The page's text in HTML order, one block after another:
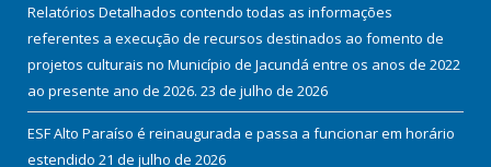
Relatórios Detalhados contendo todas as informações
referentes a execução de recursos destinados ao fomento de
projetos culturais no Município de Jacundá entre os anos de 2022
ao presente ano de 2026. 23 de julho de 2026
ESF Alto Paraíso é reinaugurada e passa a funcionar em horário
estendido 21 de julho de 2026